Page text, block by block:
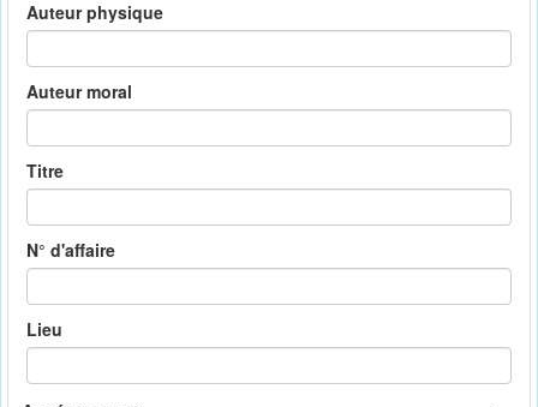
Auteur physique
Auteur moral
Titre
N° d'affaire
Lieu